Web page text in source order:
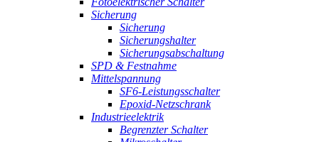
Sicherung
Sicherung
Sicherungshalter
Sicherungsabschaltung
SPD & Festnahme
Mittelspannung
SF6-Leistungsschalter
Epoxid-Netzschrank
Industrieelektrik
Begrenzter Schalter